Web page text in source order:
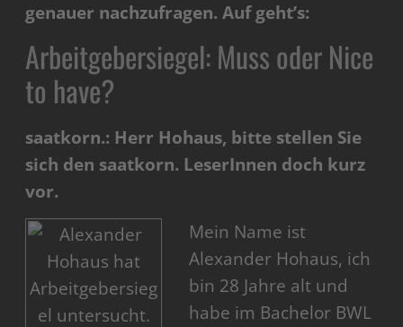
genauer nachzufragen. Auf geht’s:
Arbeitgebersiegel: Muss oder Nice
to have?
saatkorn.: Herr Hohaus, bitte stellen Sie
sich den saatkorn. LeserInnen doch kurz
vor.
Mein Name ist
Alexander Hohaus, ich
bin 28 Jahre alt und
habe im Bachelor BWL